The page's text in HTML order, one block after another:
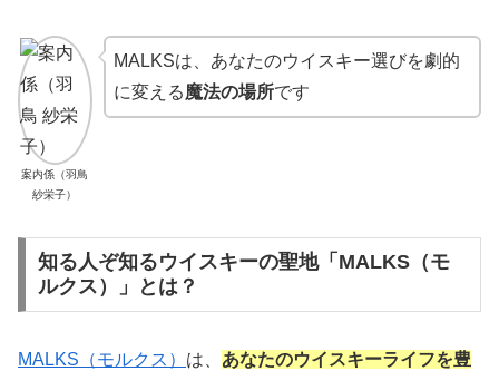
案内係（羽鳥
紗栄子）
MALKSは、あなたのウイスキー選びを劇的
に変える魔法の場所です
知る人ぞ知るウイスキーの聖地「MALKS（モ
ルクス）」とは？
MALKS（モルクス） は、 あなたのウイスキーライフを豊